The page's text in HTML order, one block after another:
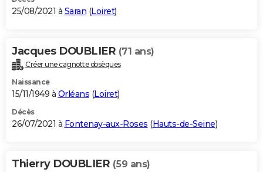
25/08/2021 à Saran (Loiret)
Jacques DOUBLIER (71 ans)
Créer une cagnotte obsèques
Naissance
15/11/1949 à Orléans (Loiret)
Décès
26/07/2021 à Fontenay-aux-Roses (Hauts-de-Seine)
Thierry DOUBLIER (59 ans)